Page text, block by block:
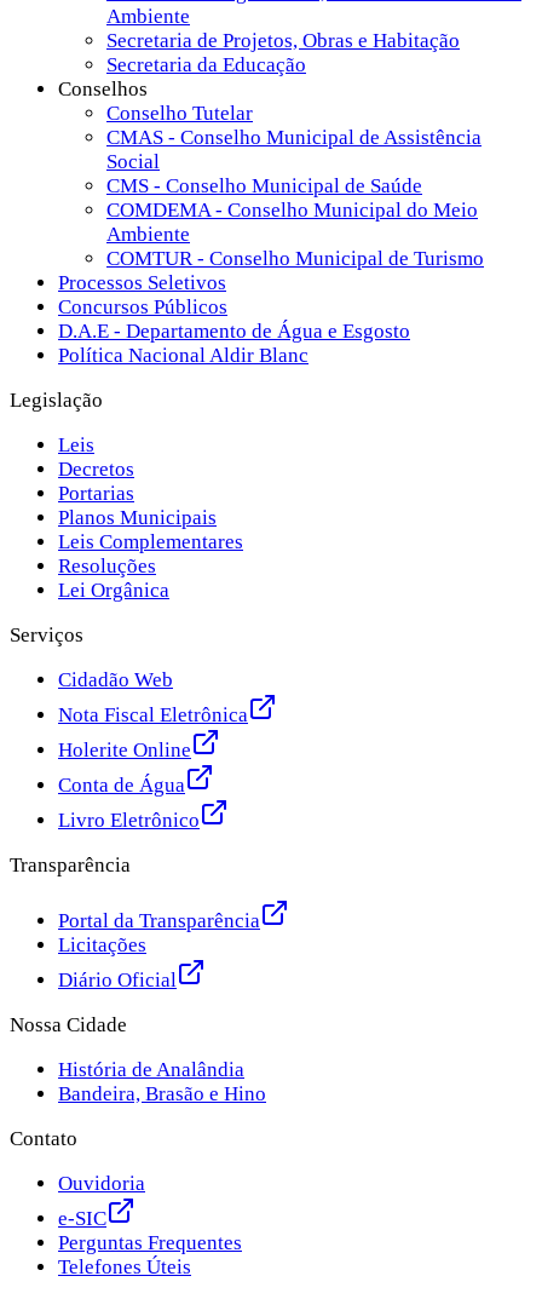
Ambiente
Secretaria de Projetos, Obras e Habitação
Secretaria da Educação
Conselhos
Conselho Tutelar
CMAS - Conselho Municipal de Assistência
Social
CMS - Conselho Municipal de Saúde
COMDEMA - Conselho Municipal do Meio
Ambiente
COMTUR - Conselho Municipal de Turismo
Processos Seletivos
Concursos Públicos
D.A.E - Departamento de Água e Esgosto
Política Nacional Aldir Blanc
Legislação
Leis
Decretos
Portarias
Planos Municipais
Leis Complementares
Resoluções
Lei Orgânica
Serviços
Cidadão Web
Nota Fiscal Eletrônica
Holerite Online
Conta de Água
Livro Eletrônico
Transparência
Portal da Transparência
Licitações
Diário Oficial
Nossa Cidade
História de Analândia
Bandeira, Brasão e Hino
Contato
Ouvidoria
e-SIC
Perguntas Frequentes
Telefones Úteis